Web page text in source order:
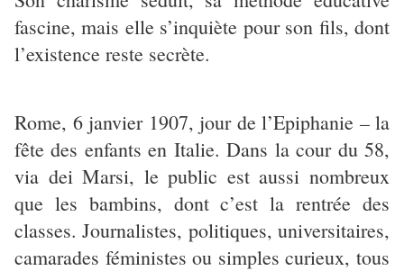
fascine, mais elle s’inquiète pour son fils, dont
l’existence reste secrète.
Rome, 6 janvier 1907, jour de l’Epiphanie – la
fête des enfants en Italie. Dans la cour du 58,
via dei Marsi, le public est aussi nombreux
que les bambins, dont c’est la rentrée des
classes. Journalistes, politiques, universitaires,
camarades féministes ou simples curieux, tous